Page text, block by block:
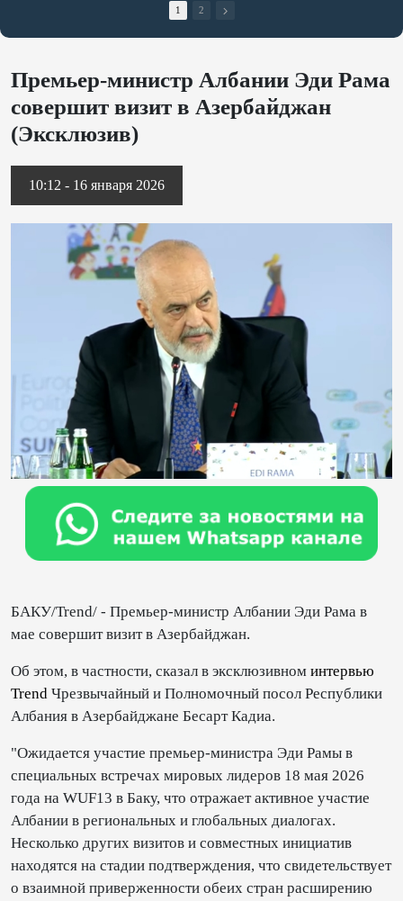
1 2
Премьер-министр Албании Эди Рама
совершит визит в Азербайджан
(Эксклюзив)
10:12 - 16 января 2026
БАКУ/Trend/ - Премьер-министр Албании Эди Рама в
мае совершит визит в Азербайджан.
Об этом, в частности, сказал в эксклюзивном интервью
Trend Чрезвычайный и Полномочный посол Республики
Албания в Азербайджане Бесарт Кадиа.
"Ожидается участие премьер-министра Эди Рамы в
специальных встречах мировых лидеров 18 мая 2026
года на WUF13 в Баку, что отражает активное участие
Албании в региональных и глобальных диалогах.
Несколько других визитов и совместных инициатив
находятся на стадии подтверждения, что свидетельствует
о взаимной приверженности обеих стран расширению